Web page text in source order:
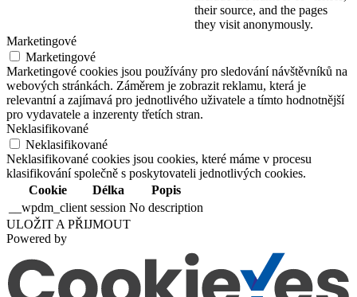
their source, and the pages
they visit anonymously.
Marketingové
Marketingové
Marketingové cookies jsou používány pro sledování návštěvníků na
webových stránkách. Záměrem je zobrazit reklamu, která je
relevantní a zajímavá pro jednotlivého uživatele a tímto hodnotnější
pro vydavatele a inzerenty třetích stran.
Neklasifikované
Neklasifikované
Neklasifikované cookies jsou cookies, které máme v procesu
klasifikování společně s poskytovateli jednotlivých cookies.
Cookie
Délka
Popis
__wpdm_client session No description
ULOŽIT A PŘIJMOUT
Powered by